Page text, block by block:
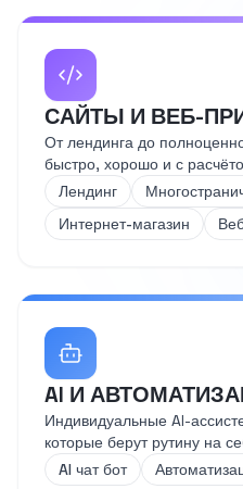
САЙТЫ И ВЕБ-
От лендинга до
быстро, хорошо и с
Лендинг
Интернет-магазин
AI И
Индивидуальные AI-
которые берут рутину на
AI чат бот